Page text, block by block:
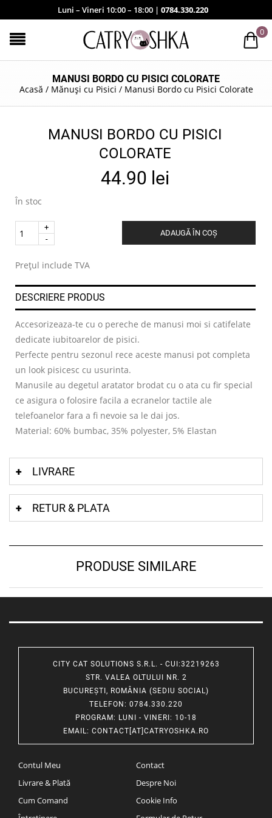
Luni – Vineri 10:00 – 18:00 | 0784.330.220
0
MANUSI BORDO CU PISICI COLORATE
Acasă / Mănuși cu Pisici / Manusi Bordo cu Pisici Colorate
MANUSI BORDO CU PISICI
COLORATE
44.90 lei
În stoc
Quantity
ADAUGĂ ÎN COȘ
Prețul include TVA
DESCRIERE PRODUS
Accesorizeaza-te cu o pereche de manusi moi si catifelate
dedicate iubitoarelor de pisici.
Perfecte pentru sezonul rece aceste manusi pot completa
un look pisicesc cu usurinta.
Manusile au degetul aratator brodat cu o ata cu fir special
ce asigura o folosire facila a ecranelor tactile ale
telefoanelor fara a fi nevoie sa le dai jos.
Material: 60% bumbac, 35% polyester, 5% Elastan
LIVRARE
RETUR & PLATA
PRODUSE SIMILARE
CITY CAT SOLUTIONS S.R.L. - CUI:32219263
STR. VALEA OLTULUI NR. 2
BUCUREȘTI, ROMÂNIA (SEDIU SOCIAL)
TELEFON : 0784.330.220
PROGRAM: LUNI - VINERI: 10-18
EMAIL: CONTACT[AT]CATRYOSHKA.RO
Contul Meu
Livrare & Plată
Cum Comand
Contact
Despre Noi
Cookie Info